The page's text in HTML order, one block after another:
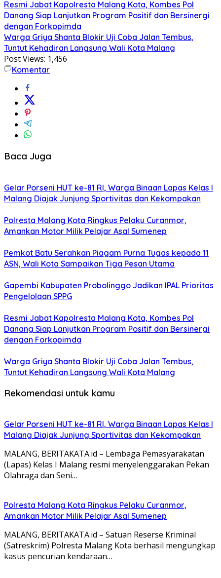
Resmi Jabat Kapolresta Malang Kota, Kombes Pol
Danang Siap Lanjutkan Program Positif dan Bersinergi
dengan Forkopimda
Warga Griya Shanta Blokir Uji Coba Jalan Tembus,
Tuntut Kehadiran Langsung Wali Kota Malang
Post Views: 1,456
Komentar
Baca Juga
Gelar Porseni HUT ke-81 RI, Warga Binaan Lapas Kelas I
Malang Diajak Junjung Sportivitas dan Kekompakan
Polresta Malang Kota Ringkus Pelaku Curanmor,
Amankan Motor Milik Pelajar Asal Sumenep
Pemkot Batu Serahkan Piagam Purna Tugas kepada 11
ASN, Wali Kota Sampaikan Tiga Pesan Utama
Gapembi Kabupaten Probolinggo Jadikan IPAL Prioritas
Pengelolaan SPPG
Resmi Jabat Kapolresta Malang Kota, Kombes Pol
Danang Siap Lanjutkan Program Positif dan Bersinergi
dengan Forkopimda
Warga Griya Shanta Blokir Uji Coba Jalan Tembus,
Tuntut Kehadiran Langsung Wali Kota Malang
Rekomendasi untuk kamu
Gelar Porseni HUT ke-81 RI, Warga Binaan Lapas Kelas I
Malang Diajak Junjung Sportivitas dan Kekompakan
MALANG, BERITAKATA.id – Lembaga Pemasyarakatan
(Lapas) Kelas I Malang resmi menyelenggarakan Pekan
Olahraga dan Seni…
Polresta Malang Kota Ringkus Pelaku Curanmor,
Amankan Motor Milik Pelajar Asal Sumenep
MALANG, BERITAKATA.id – Satuan Reserse Kriminal
(Satreskrim) Polresta Malang Kota berhasil mengungkap
kasus pencurian kendaraan…